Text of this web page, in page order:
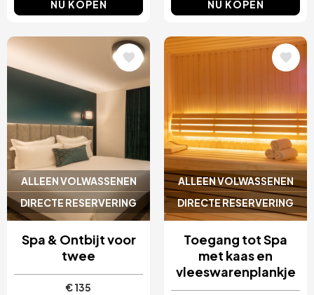
NU KOPEN NU KOPEN
ALLEEN VOLWASSENEN
DIRECTE RESERVERING
Afbeelding
Spa & Ontbijt voor
twee
€ 135
ALLEEN VOLWASSENEN
DIRECTE RESERVERING
Afbeelding
Toegang tot Spa
met kaas en
vleeswarenplankje